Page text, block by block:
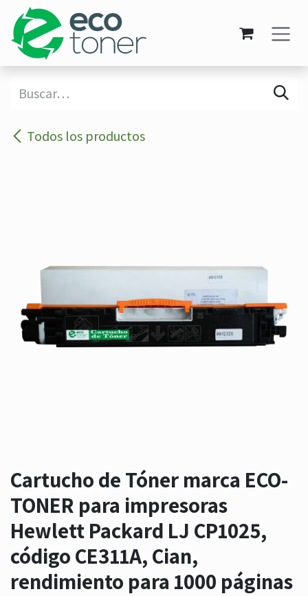
Ir al contenido
Todos los productos
Cartucho de Tóner marca ECO-
TONER para impresoras
Hewlett Packard LJ CP1025,
código CE311A, Cian,
rendimiento para 1000 páginas